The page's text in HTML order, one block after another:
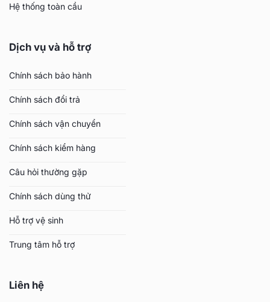
Hệ thống toàn cầu
Dịch vụ và hỗ trợ
Chính sách bảo hành
Chính sách đổi trả
Chính sách vận chuyển
Chính sách kiểm hàng
Câu hỏi thường gặp
Chính sách dùng thử
Hỗ trợ vệ sinh
Trung tâm hỗ trợ
Liên hệ